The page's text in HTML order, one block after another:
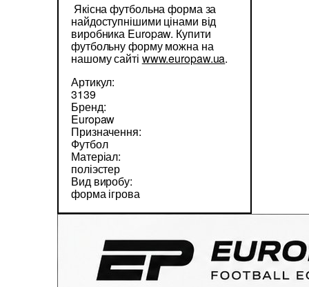
Якісна футбольна форма за
найдоступнішими цінами від
виробника Europaw. Купити
футбольну форму можна на
нашому сайті www.europaw.ua.
Артикул:
3139
Бренд:
Europaw
Призначення:
Футбол
Матеріал:
поліэстер
Вид виробу:
форма ігрова